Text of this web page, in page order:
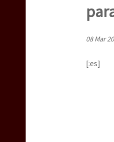
Dia 3
08 Mar
[:es]